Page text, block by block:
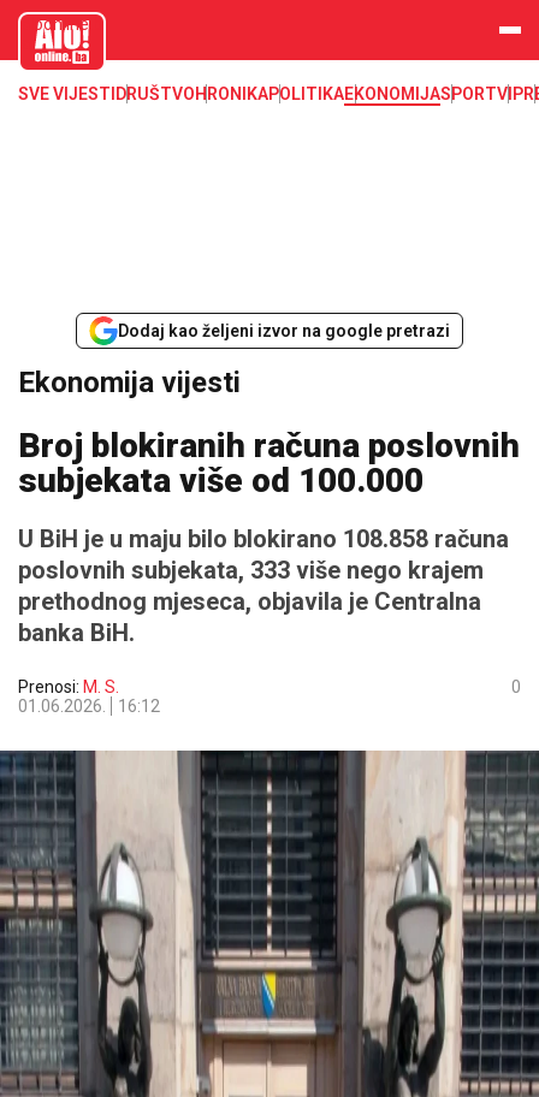
aloonline.b
SVE VIJESTI DRUŠTVOHRONIKAPOLITIKAEKONOMIJASPORTVIP
Dodaj kao željeni izvor na google pretrazi
Ekonomija vijesti
Broj blokiranih računa poslovnih
subjekata više od 100.000
U BiH je u maju bilo blokirano 108.858 računa
poslovnih subjekata, 333 više nego krajem
prethodnog mjeseca, objavila je Centralna
banka BiH.
Prenosi: M. S.
01.06.2026.
16:12
0